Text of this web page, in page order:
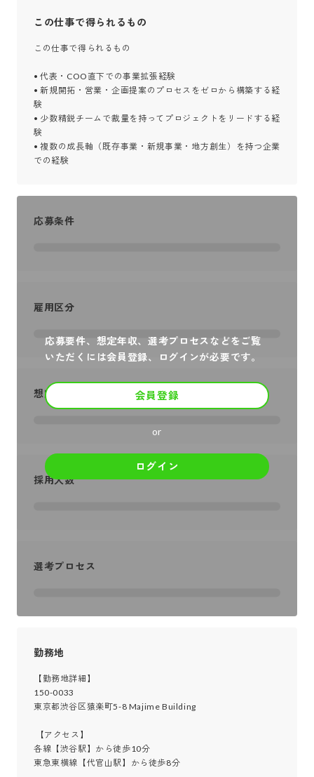
この仕事で得られるもの
この仕事で得られるもの
• 代表・COO直下での事業拡張経験
• 新規開拓・営業・企画提案のプロセスをゼロから構築する経
験
• 少数精鋭チームで裁量を持ってプロジェクトをリードする経
験
• 複数の成長軸（既存事業・新規事業・地方創生）を持つ企業
での経験
応募要件、想定年収、選考プロセスなどをご覧
いただくには会員登録、ログインが必要です。
会員登録
or
ログイン
応募条件
雇用区分
想定年収
採用人数
選考プロセス
勤務地
【勤務地詳細】
150-0033
東京都渋谷区猿楽町5-8 Majime Building
各線【渋谷駅】から徒歩10分
東急東横線【代官山駅】から徒歩8分